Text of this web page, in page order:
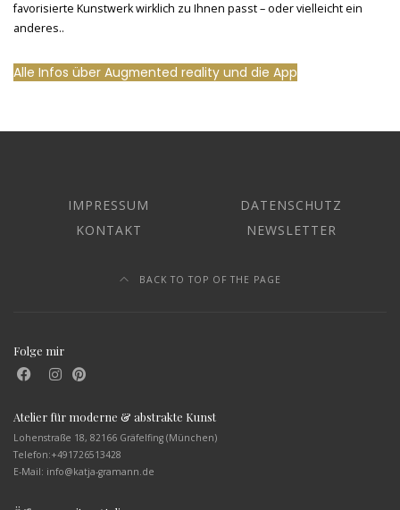
favorisierte Kunstwerk wirklich zu Ihnen passt – oder vielleicht ein
anderes..
Alle Infos über Augmented reality und die App
IMPRESSUM
DATENSCHUTZ
KONTAKT
NEWSLETTER
BACK TO TOP OF THE PAGE
Folge mir
Atelier für moderne & abstrakte Kunst
Lohenstraße 18, 82166 Gräfelfing (München)
Telefon:+491726513428
E-Mail: info@katja-gramann.de